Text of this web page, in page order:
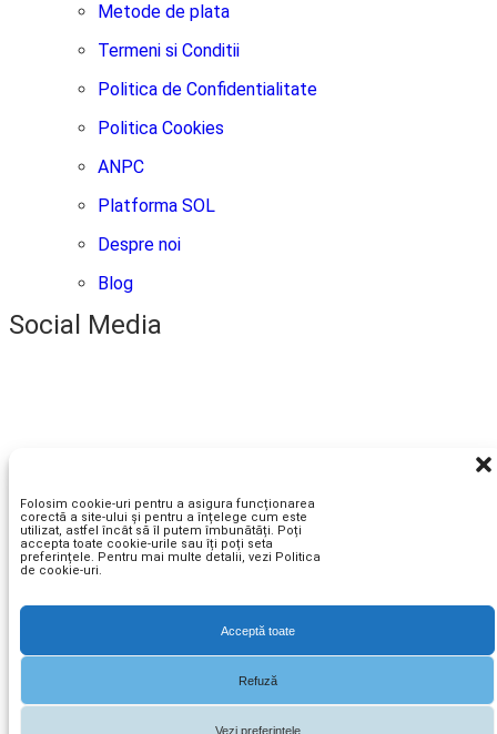
Folosim cookie-uri pentru a asigura funcționarea
corectă a site-ului și pentru a înțelege cum este
utilizat, astfel încât să îl putem îmbunătăți. Poți
accepta toate cookie-urile sau îți poți seta
preferințele. Pentru mai multe detalii, vezi Politica
de cookie-uri.
Acceptă toate
Refuză
Vezi preferințele
Metode de plata
Termeni si Conditii
Politica de Confidentialitate
Politica Cookies
ANPC
Platforma SOL
Despre noi
Blog
Social Media
Plata la livrare sau cu cardul.
Copyright © 2026 ELHOR TRADE SRL